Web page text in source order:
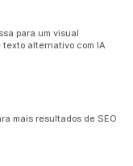
para um visual
alternativo com IA
mais resultados de SEO